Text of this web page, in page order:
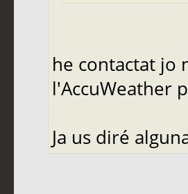
he contactat jo
l'AccuWeather
Ja us diré